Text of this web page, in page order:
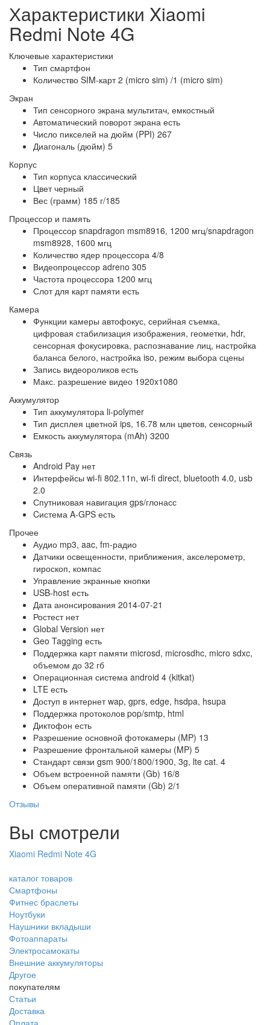
Характеристики Xiaomi
Redmi Note 4G
Ключевые характеристики
Тип смартфон
Количество SIM-карт 2 (micro sim) /1 (micro sim)
Экран
Тип сенсорного экрана мультитач, емкостный
Автоматический поворот экрана есть
Число пикселей на дюйм (PPI) 267
Диагональ (дюйм) 5
Корпус
Тип корпуса классический
Цвет черный
Вес (грамм) 185 г/185
Процессор и память
Процессор snapdragon msm8916, 1200 мгц/snapdragon
msm8928, 1600 мгц
Количество ядер процессора 4/8
Видеопроцессор adreno 305
Частота процессора 1200 мгц
Слот для карт памяти есть
Камера
Функции камеры автофокус, серийная съемка,
цифровая стабилизация изображения, геометки, hdr,
сенсорная фокусировка, распознавание лиц, настройка
баланса белого, настройка iso, режим выбора сцены
Запись видеороликов есть
Макс. разрешение видео 1920x1080
Аккумулятор
Тип аккумулятора li-polymer
Тип дисплея цветной ips, 16.78 млн цветов, сенсорный
Емкость аккумулятора (mAh) 3200
Связь
Android Pay нет
Интерфейсы wi-fi 802.11n, wi-fi direct, bluetooth 4.0, usb
2.0
Спутниковая навигация gps/глонасс
Cистема A-GPS есть
Прочее
Аудио mp3, aac, fm-радио
Датчики освещенности, приближения, акселерометр,
гироскоп, компас
Управление экранные кнопки
USB-host есть
Дата анонсирования 2014-07-21
Ростест нет
Global Version нет
Geo Tagging есть
Поддержка карт памяти microsd, microsdhc, micro sdxc,
объемом до 32 гб
Операционная система android 4 (kitkat)
LTE есть
Доступ в интернет wap, gprs, edge, hsdpa, hsupa
Поддержка протоколов pop/smtp, html
Диктофон есть
Разрешение основной фотокамеры (MP) 13
Разрешение фронтальной камеры (MP) 5
Стандарт связи gsm 900/1800/1900, 3g, lte cat. 4
Объем встроенной памяти (Gb) 16/8
Объем оперативной памяти (Gb) 2/1
Отзывы
Вы смотрели
Xiaomi Redmi Note 4G
каталог товаров
Смартфоны
Фитнес браслеты
Ноутбуки
Наушники вкладыши
Фотоаппараты
Электросамокаты
Внешние аккумуляторы
Другое
покупателям
Статьи
Доставка